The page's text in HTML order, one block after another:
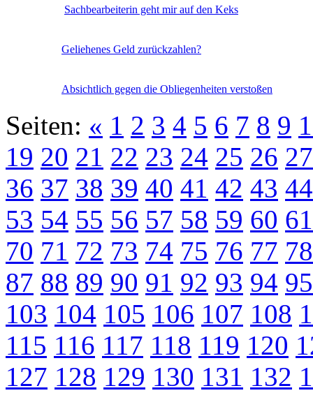
Sachbearbeiterin geht mir auf den Keks
Geliehenes Geld zurückzahlen?
Absichtlich gegen die Obliegenheiten verstoßen
Seiten: « 1 2 3 4 5 6 7 8 9
19 20 21 22 23 24 25 26 27
36 37 38 39 40 41 42 43 44
53 54 55 56 57 58 59 60 61
70 71 72 73 74 75 76 77 78
87 88 89 90 91 92 93 94 95
103 104 105 106 107 108
115 116 117 118 119 120
127 128 129 130 131 132